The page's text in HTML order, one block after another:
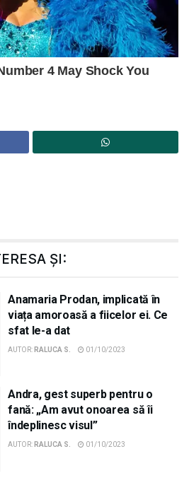
ȘI:
Anamaria Prodan, implicată în
viața amoroasă a fiicelor ei. Ce
sfat le-a dat
AUTOR: RALUCA S. 01/10/2023
Andra, gest superb pentru o
fană: „Am avut onoarea să îi
îndeplinesc visul”
AUTOR: RALUCA S. 01/10/2023